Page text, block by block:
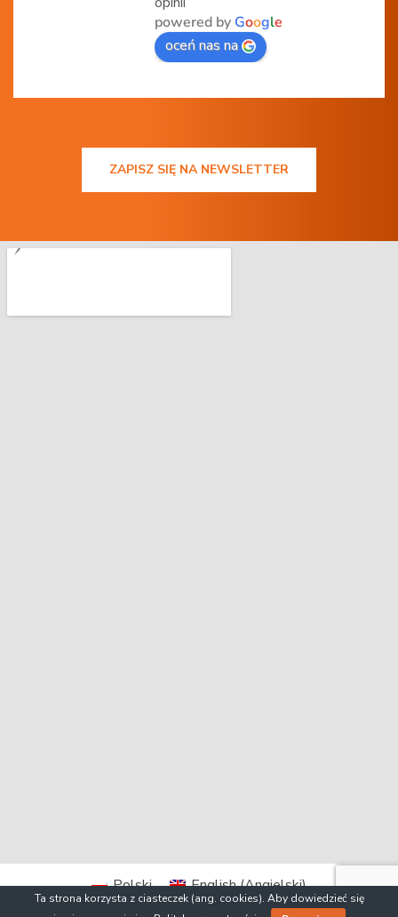
powered by Google
oceń nas na
ZAPISZ SIĘ NA NEWSLETTER
Ta strona korzysta z ciasteczek (ang. cookies). Aby dowiedzieć się
Polski English(Angielski)